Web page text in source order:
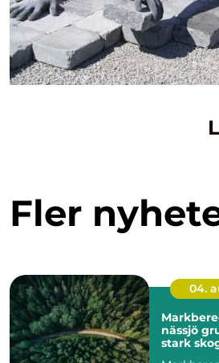
Fler
04.
nässjö grunden för
stark